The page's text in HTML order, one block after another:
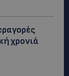
χρονιά